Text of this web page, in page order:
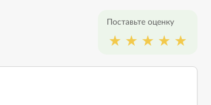
Поставьте оценку